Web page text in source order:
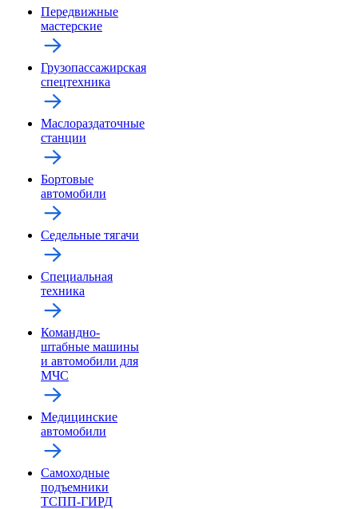
Передвижные
мастерские
Грузопассажирская
спецтехника
Маслораздаточные
станции
Бортовые
автомобили
Седельные тягачи
Специальная
техника
Командно-
штабные машины
и автомобили для
МЧС
Медицинские
автомобили
Самоходные
подъемники
ТСПП-ГИРД